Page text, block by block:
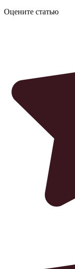
Оцените статью